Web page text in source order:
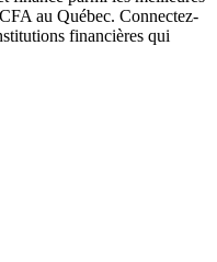
au Québec. Connectez-
financières qui